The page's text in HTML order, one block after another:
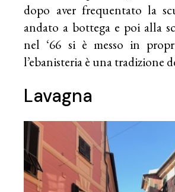
dopo aver frequentato la
andato a bottega e poi alla
nel ‘66 si è messo in
l’ebanisteria è una tradizione
Lavagna